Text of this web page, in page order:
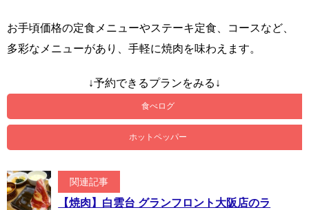
お手頃価格の定食メニューやステーキ定食、コースなど、
多彩なメニューがあり、手軽に焼肉を味わえます。
↓予約できるプランをみる↓
食べログ
ホットペッパー
関連記事
【焼肉】白雲台 グランフロント大阪店のラ